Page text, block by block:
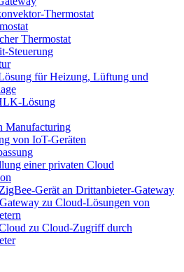
Thermostat
Thermostat
Steuerung
für Heizung, Lüftung und
Lösung
Manufacturing
von IoT-Geräten
einer privaten Cloud
Gerät an Drittanbieter-Gateway
zu Cloud-Lösungen von
zu Cloud-Zugriff durch